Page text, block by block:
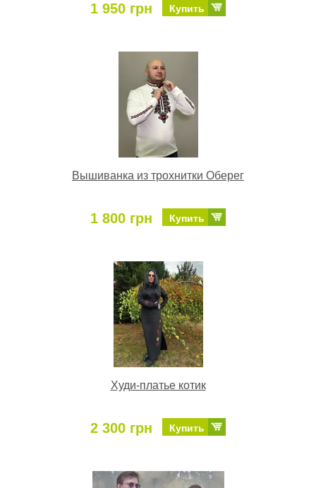
1 950 грн Купить
Вышиванка из трохнитки Оберег
1 800 грн Купить
Худи-платье котик
2 300 грн Купить